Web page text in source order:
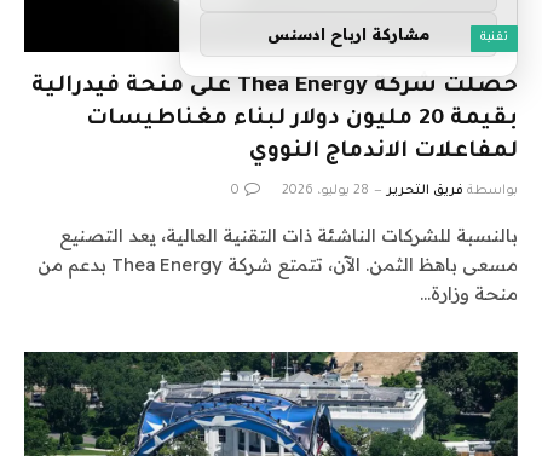
تقنية
حصلت شركة Thea Energy على منحة فيدرالية
بقيمة 20 مليون دولار لبناء مغناطيسات
لمفاعلات الاندماج النووي
بواسطة فريق التحرير 28 يوليو، 2026 0
بالنسبة للشركات الناشئة ذات التقنية العالية، يعد التصنيع
مسعى باهظ الثمن. الآن، تتمتع شركة Thea Energy بدعم من
منحة وزارة…
مشاركة ارباح ادسنس